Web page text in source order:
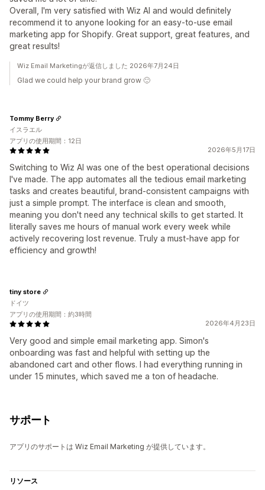
Overall, I'm very satisfied with Wiz AI and would definitely
recommend it to anyone looking for an easy-to-use email
marketing app for Shopify. Great support, great features, and
great results!
Wiz Email Marketingが返信しました 2026年7月24日
Glad we could help your brand grow 🙂
2026年5月17日
Switching to Wiz AI was one of the best operational decisions
I've made. The app automates all the tedious email marketing
tasks and creates beautiful, brand-consistent campaigns with
just a simple prompt. The interface is clean and smooth,
meaning you don't need any technical skills to get started. It
literally saves me hours of manual work every week while
actively recovering lost revenue. Truly a must-have app for
efficiency and growth!
Tommy Berry
イスラエル
アプリの使用期間：12日
2026年4月23日
Very good and simple email marketing app. Simon's
onboarding was fast and helpful with setting up the
abandoned cart and other flows. I had everything running in
under 15 minutes, which saved me a ton of headache.
tiny store
ドイツ
アプリの使用期間：約3時間
サポート
アプリのサポートは Wiz Email Marketing が提供しています。
リソース